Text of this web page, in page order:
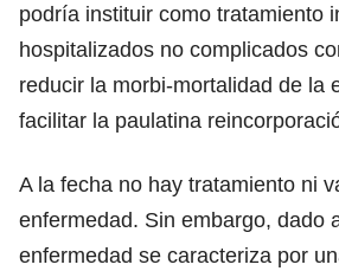
podría instituir como tratamiento
hospitalizados no complicados
reducir la morbi-mortalidad de la
facilitar la paulatina
A la fecha no hay tratamiento ni
enfermedad. Sin embargo, dado
enfermedad se caracteriza por